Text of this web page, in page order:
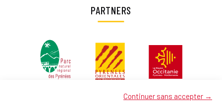
Continuer sans accepter →
PARTNERS